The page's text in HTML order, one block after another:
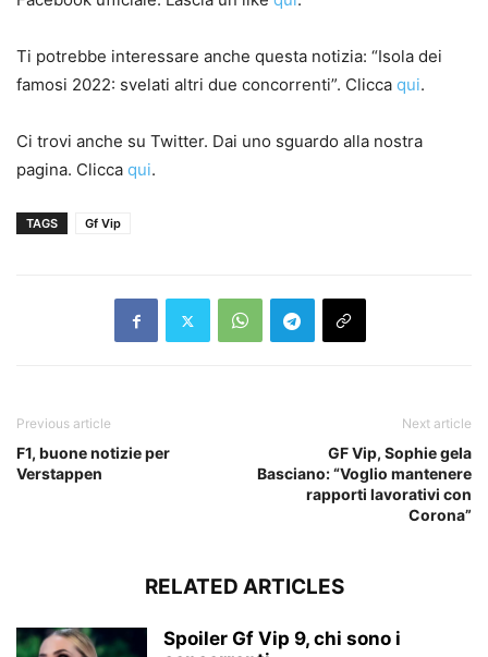
Ti potrebbe interessare anche questa notizia: “Isola dei
famosi 2022: svelati altri due concorrenti”. Clicca qui.
Ci trovi anche su Twitter. Dai uno sguardo alla nostra
pagina. Clicca qui.
TAGS Gf Vip
Previous article
F1, buone notizie per
Verstappen
Next article
GF Vip, Sophie gela
Basciano: “Voglio mantenere
rapporti lavorativi con
Corona”
RELATED ARTICLES
Spoiler Gf Vip 9, chi sono i